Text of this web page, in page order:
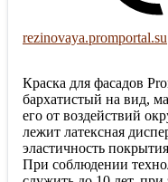
rezinovaya.promportal.su
Краска для фасадов
бархатистый на вид,
его от воздействий
лежит латексная
эластичность
При соблюдении